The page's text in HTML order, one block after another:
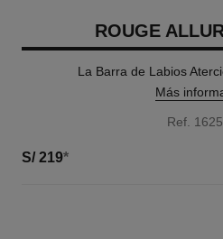
ROUGE
La Barra de Labios
Más
Ref.
S/ 219*